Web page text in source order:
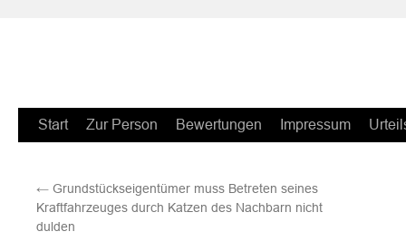
Zum
springen
Start Zur Person Bewertungen Impressum
← Grundstückseigentümer muss Betreten seines
Kraftfahrzeuges durch Katzen des Nachbarn nicht
dulden